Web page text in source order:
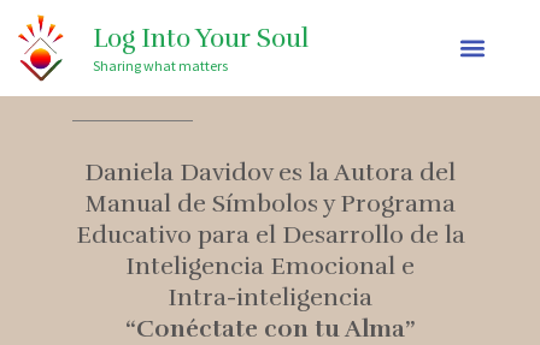
contenido
Log Into Your Soul
Sharing what matters
Daniela Davidov es la Autora del
Manual de Símbolos y Programa
Educativo para el Desarrollo de la
Inteligencia Emocional e
Intra-inteligencia
“Conéctate con tu Alma”